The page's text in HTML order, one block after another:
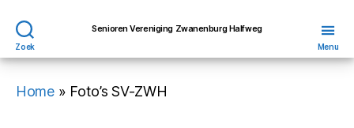
Zoek
Senioren Vereniging Zwanenburg Halfweg
Menu
Home» Foto’s SV-ZWH